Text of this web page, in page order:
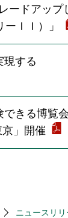
ードアップ
ＩＩ）」
現する
できる博覧会
」開催
ニュースリリ